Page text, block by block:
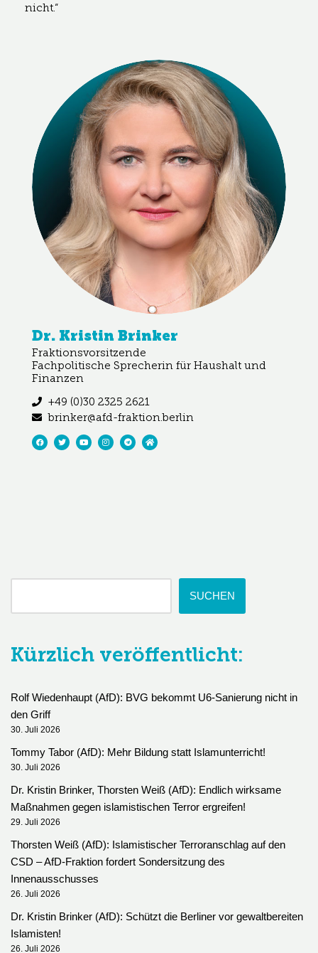
nicht.“
Dr. Kristin Brinker
Fraktionsvorsitzende
Fachpolitische Sprecherin für Haushalt und
Finanzen
+49 (0)30 2325 2621
brinker@afd-fraktion.berlin
SUCHEN
Kürzlich veröffentlicht:
Rolf Wiedenhaupt (AfD): BVG bekommt U6-Sanierung nicht in
den Griff
30. Juli 2026
Tommy Tabor (AfD): Mehr Bildung statt Islamunterricht!
30. Juli 2026
Dr. Kristin Brinker, Thorsten Weiß (AfD): Endlich wirksame
Maßnahmen gegen islamistischen Terror ergreifen!
29. Juli 2026
Thorsten Weiß (AfD): Islamistischer Terroranschlag auf den
CSD – AfD-Fraktion fordert Sondersitzung des
Innenausschusses
26. Juli 2026
Dr. Kristin Brinker (AfD): Schützt die Berliner vor gewaltbereiten
Islamisten!
26. Juli 2026